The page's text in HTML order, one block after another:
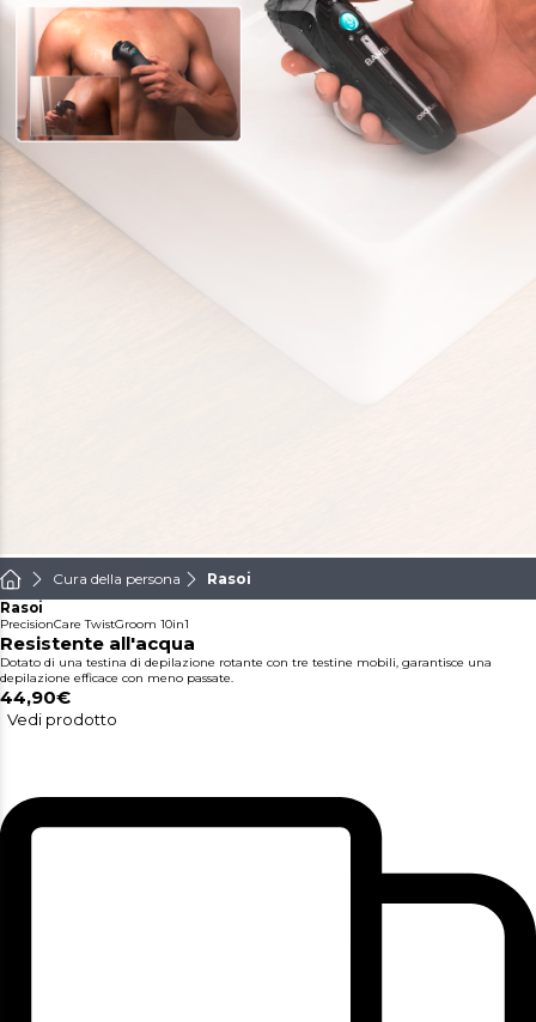
Cura della persona Rasoi
Rasoi
PrecisionCare TwistGroom 10in1
Resistente all'acqua
Dotato di una testina di depilazione rotante con tre testine mobili, garantisce una
depilazione efficace con meno passate.
44,90€
Vedi prodotto